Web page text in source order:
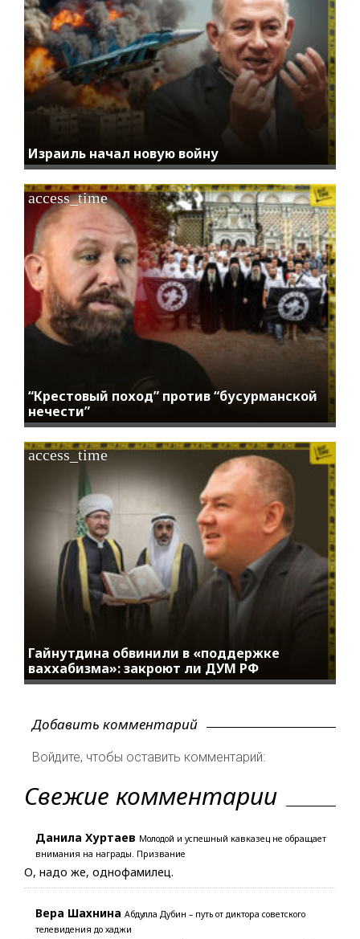
Израиль начал новую войну
“Крестовый поход” против “бусурманской
нечести”
access_time
Гайнутдина обвинили в «поддержке
ваххабизма»: закроют ли ДУМ РФ
access_time
Добавить комментарий
Войдите, чтобы оставить комментарий:
Свежие комментарии
Данила Хуртаев Молодой и успешный кавказец не обращает
внимания на награды. Призвание
О, надо же, однофамилец.
Вера Шахнина Абдулла Дубин – путь от диктора советского
телевидения до хаджи